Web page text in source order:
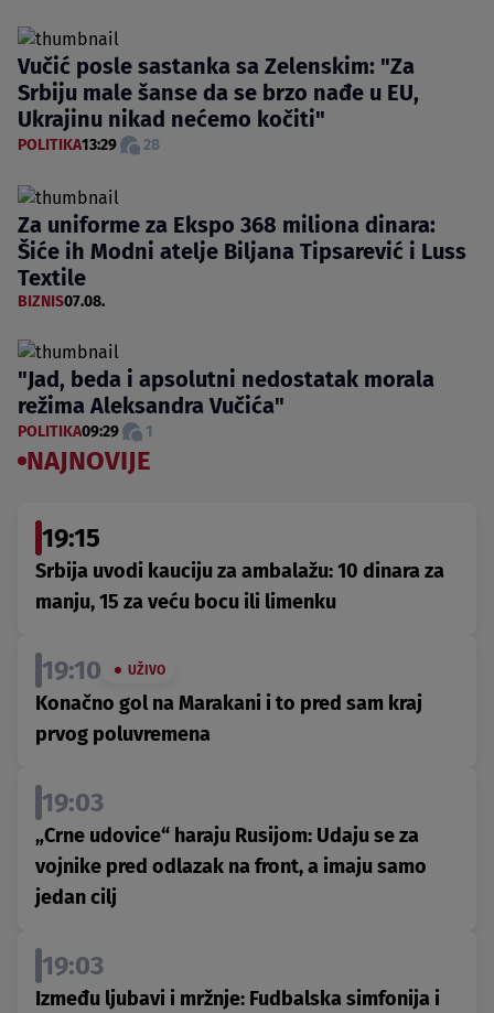
Vučić posle sastanka sa Zelenskim: "Za
Srbiju male šanse da se brzo nađe u EU,
Ukrajinu nikad nećemo kočiti"
POLITIKA13:29 28
Za uniforme za Ekspo 368 miliona dinara:
Šiće ih Modni atelje Biljana Tipsarević i Luss
Textile
BIZNIS07.08.
"Jad, beda i apsolutni nedostatak morala
režima Aleksandra Vučića"
POLITIKA09:29 1
NAJNOVIJE
19:15
Srbija uvodi kauciju za ambalažu: 10 dinara za
manju, 15 za veću bocu ili limenku
19:10 UŽIVO
Konačno gol na Marakani i to pred sam kraj
prvog poluvremena
19:03
„Crne udovice“ haraju Rusijom: Udaju se za
vojnike pred odlazak na front, a imaju samo
jedan cilj
19:03
Između ljubavi i mržnje: Fudbalska simfonija i